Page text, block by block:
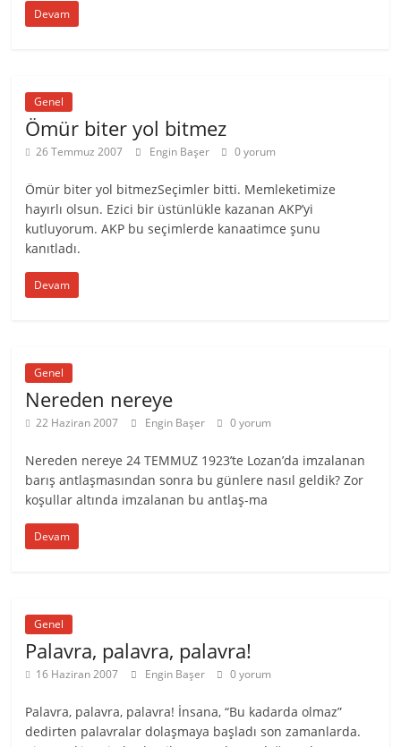
Devam
Genel
Ömür biter yol bitmez
26 Temmuz 2007 Engin Başer 0 yorum
Ömür biter yol bitmezSeçimler bitti. Memleketimize
hayırlı olsun. Ezici bir üstünlükle kazanan AKP’yi
kutluyorum. AKP bu seçimlerde kanaatimce şunu
kanıtladı.
Devam
Genel
Nereden nereye
22 Haziran 2007 Engin Başer 0 yorum
Nereden nereye 24 TEMMUZ 1923’te Lozan’da imzalanan
barış antlaşmasından sonra bu günlere nasıl geldik? Zor
koşullar altında imzalanan bu antlaş-ma
Devam
Genel
Palavra, palavra, palavra!
16 Haziran 2007 Engin Başer 0 yorum
Palavra, palavra, palavra! İnsana, “Bu kadarda olmaz”
dedirten palavralar dolaşmaya başladı son zamanlarda.